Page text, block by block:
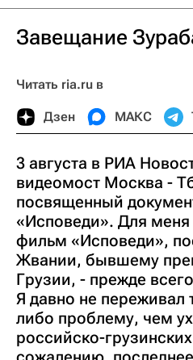
Завещание
Читать ria.ru в
Дзен МАКС
3 августа в РИА
видеомост Москва -
посвященный
«Исповеди». Для
фильм «Исповеди»,
Жвании, бывшему
Грузии, - прежде
Я давно не переживал
либо проблему, чем
российско-